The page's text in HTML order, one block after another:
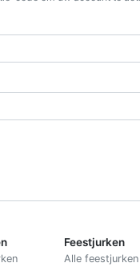
Feestjurken
Alle feestjurken